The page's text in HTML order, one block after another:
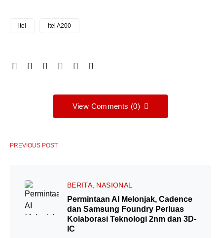
itel itel A200
View Comments (0)
PREVIOUS POST
BERITA NASIONAL
Permintaan AI Melonjak, Cadence
dan Samsung Foundry Perluas
Kolaborasi Teknologi 2nm dan 3D-
IC